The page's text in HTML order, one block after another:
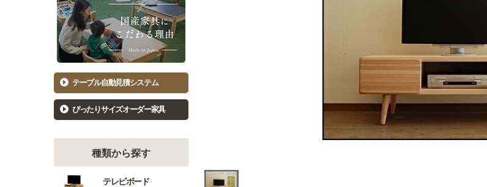
もっと見る
洋服たんす
洋服タンス幅61～80cm
洋服タンス幅81～100cm
洋服タンス幅101～120cm
もっと見る
茶棚・サイドボード
ちゃぶ台
テーブル自動見積システム
ぴったりサイズオーダー家具
種類から探す
テレビボード